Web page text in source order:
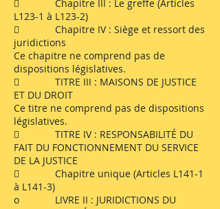
 Chapitre III : Le greffe (Articles
L123-1 à L123-2)
 Chapitre IV : Siège et ressort des
juridictions
Ce chapitre ne comprend pas de
dispositions législatives.
 TITRE III : MAISONS DE JUSTICE
ET DU DROIT
Ce titre ne comprend pas de dispositions
législatives.
 TITRE IV : RESPONSABILITÉ DU
FAIT DU FONCTIONNEMENT DU SERVICE
DE LA JUSTICE
 Chapitre unique (Articles L141-1
à L141-3)
o LIVRE II : JURIDICTIONS DU